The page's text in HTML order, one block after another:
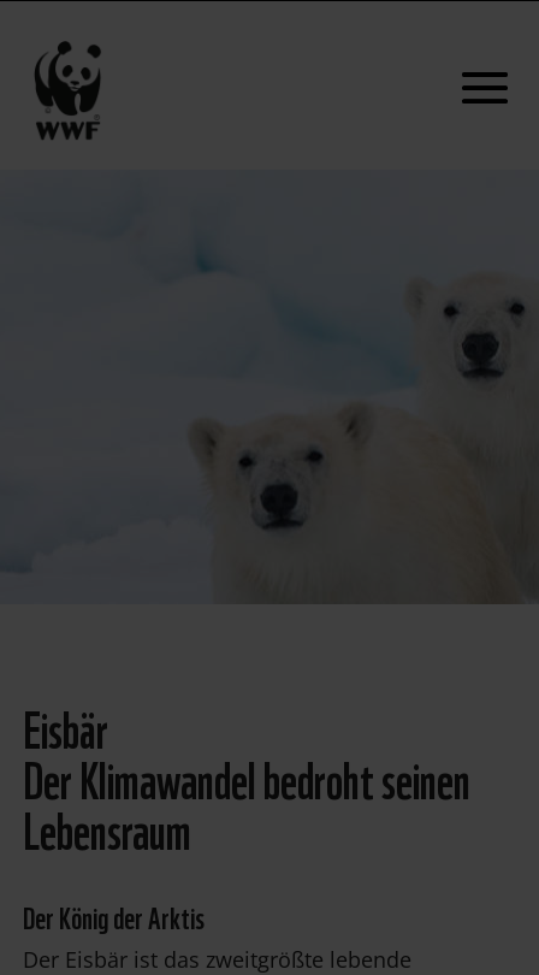
Eisbär
Der Klimawandel bedroht seinen
Lebensraum
Der König der Arktis
Der Eisbärist das zweitgrößte lebende